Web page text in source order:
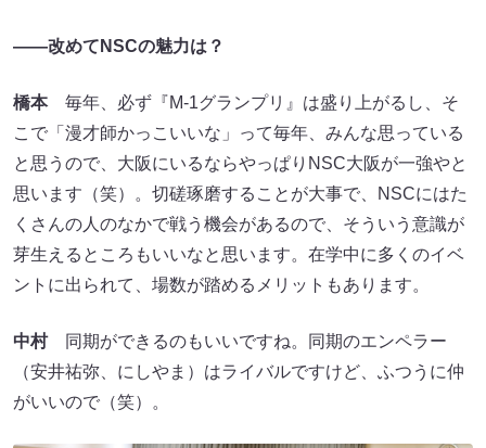
――改めてNSCの魅力は？
橋本毎年、必ず『M-1グランプリ』は盛り上がるし、そ
こで「漫才師かっこいいな」って毎年、みんな思っている
と思うので、大阪にいるならやっぱりNSC大阪が一強やと
思います（笑）。切磋琢磨することが大事で、NSCにはた
くさんの人のなかで戦う機会があるので、そういう意識が
芽生えるところもいいなと思います。在学中に多くのイベ
ントに出られて、場数が踏めるメリットもあります。
中村同期ができるのもいいですね。同期のエンペラー
（安井祐弥、にしやま）はライバルですけど、ふつうに仲
がいいので（笑）。